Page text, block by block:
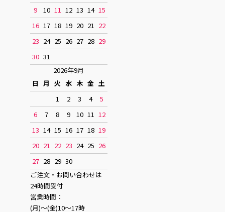
9
10 11 12 13 14 15
16 17 18 19 20 21 22
23 24 25 26 27 28 29
30 31
2026年9月
日 月 火 水 木 金 土
1
2 3 4
5
6
7 8 9 10 11 12
13 14 15 16 17 18 19
20 21 22 23 24 25 26
27 28 29 30
ご注文・お問い合わせは
24時間受付
営業時間：
(月)〜(金)10〜17時